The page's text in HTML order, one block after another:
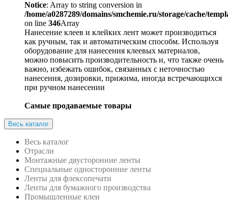
Notice: Array to string conversion in
/home/a0287289/domains/smchemie.ru/storage/cache/
on line 346Array
Нанесение клеев и клейких лент может производиться
как ручным, так и автоматическим способм. Используя
оборудование для нанесения клеевых материалов,
можно повысить производительность и, что также очень
важно, избежать ошибок, связанных с неточностью
нанесения, дозировки, прижима, иногда встречающихся
при ручном нанесении
Самые продаваемые товары
Весь каталог
Весь каталог
Отрасли
Монтажные двусторонние ленты
Специальные односторонние ленты
Ленты для флексопечати
Ленты для бумажного производства
Промышленные клеи